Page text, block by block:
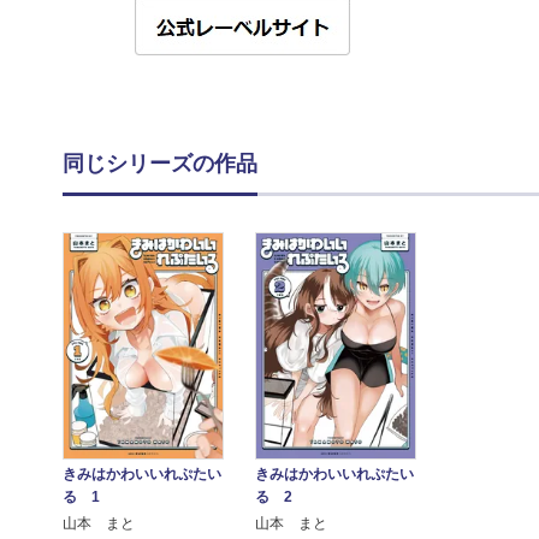
同じシリーズの作品
きみはかわいいれぷたい
る 1
山本 まと
きみはかわいいれぷたい
る 2
山本 まと